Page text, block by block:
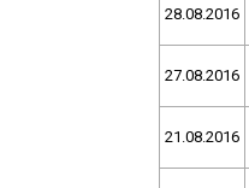
28.08.2016
27.08.2016
21.08.2016